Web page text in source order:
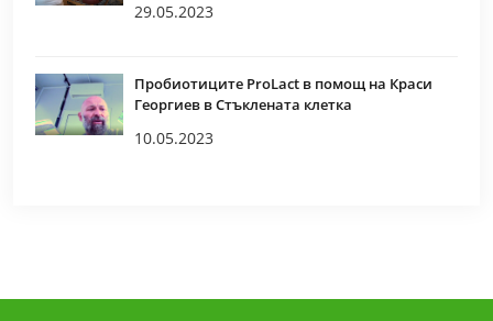
29.05.2023
Пробиотиците ProLact в помощ на Краси
Георгиев в Стъклената клетка
10.05.2023